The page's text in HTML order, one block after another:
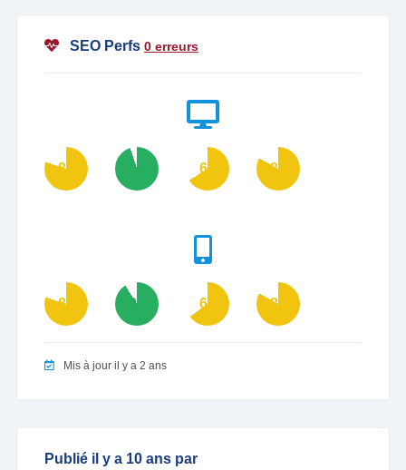
SEO Perfs 0 erreurs
80 95 66 83
80 91 65 83
Mis à jour il y a 2 ans
Publié il y a 10 ans par